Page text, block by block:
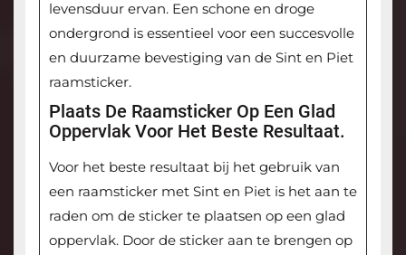
levensduur ervan. Een schone en droge
ondergrond is essentieel voor een succesvolle
en duurzame bevestiging van de Sint en Piet
raamsticker.
Plaats De Raamsticker Op Een Glad
Oppervlak Voor Het Beste Resultaat.
Voor het beste resultaat bij het gebruik van
een raamsticker met Sint en Piet is het aan te
raden om de sticker te plaatsen op een glad
oppervlak. Door de sticker aan te brengen op